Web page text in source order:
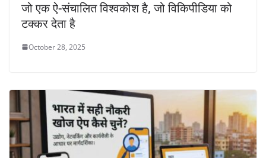
जो एक ऐ-संचालित विश्वकोश है, जो विकिपीडिया को
टक्कर देता है
October 28, 2025